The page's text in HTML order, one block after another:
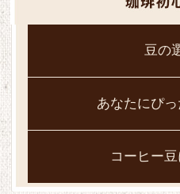
豆の
あなたにぴ
コーヒー